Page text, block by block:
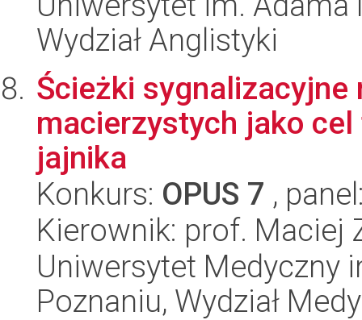
Wydział Anglistyki
Ścieżki
macierzystych jako
jajnika
Konkurs: OPUS 7 ,
Kierownik: prof. Maciej
Uniwersytet Medyczny
Poznaniu, Wydział